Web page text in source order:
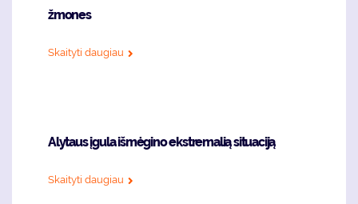
žmones
Skaityti daugiau
Alytaus įgula išmėgino ekstremalią situaciją
Skaityti daugiau